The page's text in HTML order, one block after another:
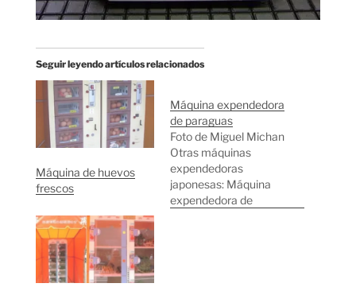
Seguir leyendo artículos relacionados
Máquina de huevos
frescos
Máquina expendedora
de paraguas
Foto de Miguel Michan
Otras máquinas
expendedoras
japonesas: Máquina
expendedora de